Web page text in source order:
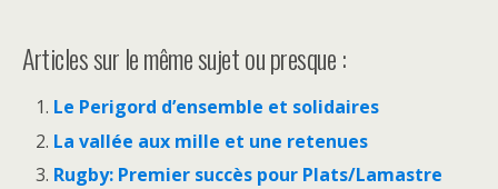
Articles sur le même sujet ou presque :
Le Perigord d’ensemble et solidaires
La vallée aux mille et une retenues
Rugby: Premier succès pour Plats/Lamastre